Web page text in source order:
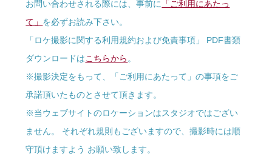
お問い合わせされる際には、事前に 「ご利用にあたっ
て」 を必ずお読み下さい。
「ロケ撮影に関する利用規約および免責事項」 PDF書類
ダウンロードはこちらから。
※撮影決定をもって、「ご利用にあたって」の事項をご
承諾頂いたものとさせて頂きます。
※当ウェブサイトのロケーションはスタジオではござい
ません。 それぞれ規則もございますので、撮影時には順
守頂けますよう お願い致します。